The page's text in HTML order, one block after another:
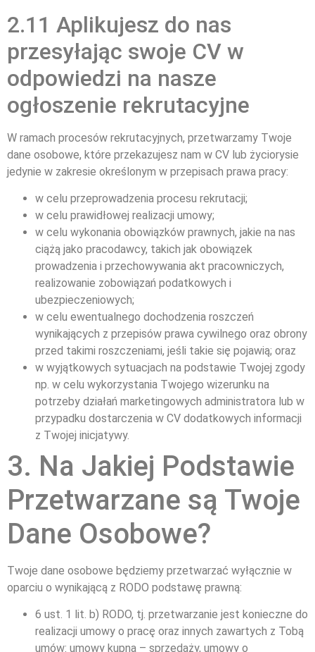
2.11 Aplikujesz do nas
przesyłając swoje CV w
odpowiedzi na nasze
ogłoszenie rekrutacyjne
W ramach procesów rekrutacyjnych, przetwarzamy Twoje
dane osobowe, które przekazujesz nam w CV lub życiorysie
jedynie w zakresie określonym w przepisach prawa pracy:
w celu przeprowadzenia procesu rekrutacji;
w celu prawidłowej realizacji umowy;
w celu wykonania obowiązków prawnych, jakie na nas
ciążą jako pracodawcy, takich jak obowiązek
prowadzenia i przechowywania akt pracowniczych,
realizowanie zobowiązań podatkowych i
ubezpieczeniowych;
w celu ewentualnego dochodzenia roszczeń
wynikających z przepisów prawa cywilnego oraz obrony
przed takimi roszczeniami, jeśli takie się pojawią; oraz
w wyjątkowych sytuacjach na podstawie Twojej zgody
np. w celu wykorzystania Twojego wizerunku na
potrzeby działań marketingowych administratora lub w
przypadku dostarczenia w CV dodatkowych informacji
z Twojej inicjatywy.
3. Na Jakiej Podstawie
Przetwarzane są Twoje
Dane Osobowe?
Twoje dane osobowe będziemy przetwarzać wyłącznie w
oparciu o wynikającą z RODO podstawę prawną:
6 ust. 1 lit. b) RODO, tj. przetwarzanie jest konieczne do
realizacji umowy o pracę oraz innych zawartych z Tobą
umów: umowy kupna – sprzedaży, umowy o